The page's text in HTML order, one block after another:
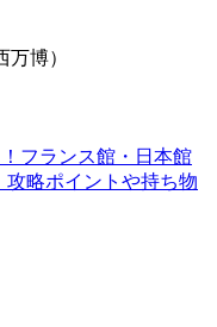
フランス館・日本館
略ポイントや持ち物